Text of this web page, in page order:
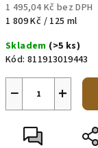
1 495,04 Kč bez DPH
Měrná
1 809 Kč / 125 ml
Skladem (>5 ks)
Kód: 811913019443
+
−